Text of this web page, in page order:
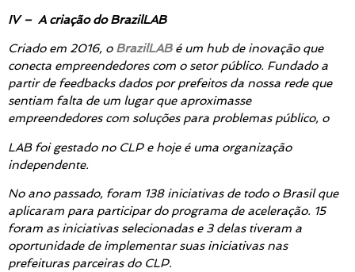
IV – A criação do BrazilLAB
Criado em 2016, o BrazilLABé um hub de inovação que
conecta empreendedores com o setor público. Fundado a
partir de feedbacks dados por prefeitos da nossa rede que
sentiam falta de um lugar que aproximasse
empreendedores com soluções para problemas público, o
LAB foi gestado no CLP e hoje é uma organização
independente.
No ano passado, foram 138 iniciativas de todo o Brasil que
aplicaram para participar do programa de aceleração. 15
foram as iniciativas selecionadas e 3 delas tiveram a
oportunidade de implementar suas iniciativas nas
prefeituras parceiras do CLP.